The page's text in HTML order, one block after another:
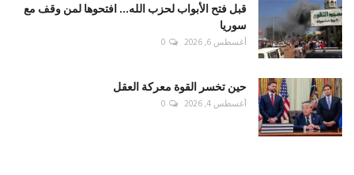
قبل فتح الأبواب لحزب الله... افتحوها لمن وقف مع
سوريا
أغسطس 6, 2026 0
حين تخسر القوة معركة العقل
أغسطس 4, 2026 0